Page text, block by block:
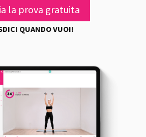
la prova gratuita
QUANDO VUOI!